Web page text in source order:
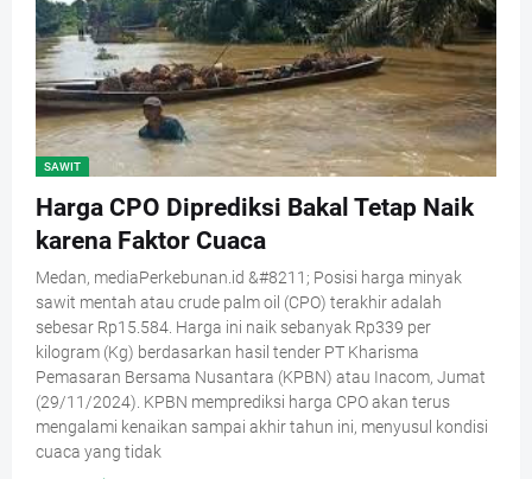
SAWIT
Harga CPO Diprediksi Bakal Tetap Naik
karena Faktor Cuaca
Medan, mediaPerkebunan.id &#8211; Posisi harga minyak
sawit mentah atau crude palm oil (CPO) terakhir adalah
sebesar Rp15.584. Harga ini naik sebanyak Rp339 per
kilogram (Kg) berdasarkan hasil tender PT Kharisma
Pemasaran Bersama Nusantara (KPBN) atau Inacom, Jumat
(29/11/2024). KPBN memprediksi harga CPO akan terus
mengalami kenaikan sampai akhir tahun ini, menyusul kondisi
cuaca yang tidak